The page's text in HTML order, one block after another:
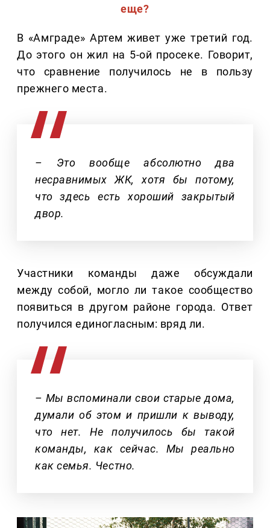
еще?
В «Амграде» Артем живет уже третий год.
До этого он жил на 5-ой просеке. Говорит,
что сравнение получилось не в пользу
прежнего места.
– Это вообще абсолютно два
несравнимых ЖК, хотя бы потому,
что здесь есть хороший закрытый
двор.
Участники команды даже обсуждали
между собой, могло ли такое сообщество
появиться в другом районе города. Ответ
получился единогласным: вряд ли.
– Мы вспоминали свои старые дома,
думали об этом и пришли к выводу,
что нет. Не получилось бы такой
команды, как сейчас. Мы реально
как семья. Честно.